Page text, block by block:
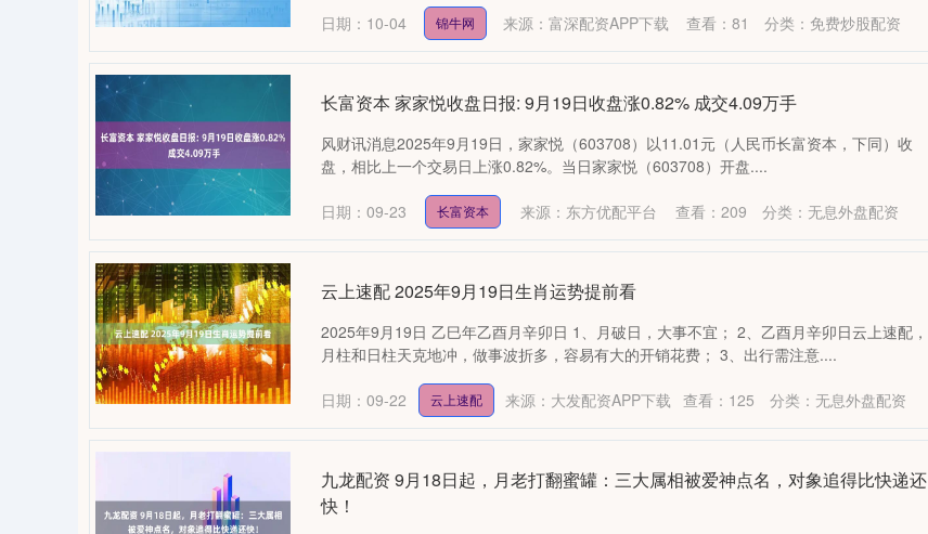
日期：10-04 锦牛网 来源：富深配资APP下载 查看： 81 分类： 免费炒股配资
长富资本 家家悦收盘日报: 9月19日收盘涨0.82% 成交4.09万手
风财讯消息2025年9月19日，家家悦（603708）以11.01元（人民币长富资本，下同）收
盘，相比上一个交易日上涨0.82%。当日家家悦（603708）开盘....
日期：09-23 长富资本 来源：东方优配平台 查看： 209 分类： 无息外盘配资
云上速配 2025年9月19日生肖运势提前看
2025年9月19日 乙巳年乙酉月辛卯日 1、月破日，大事不宜； 2、乙酉月辛卯日云上速配，
月柱和日柱天克地冲，做事波折多，容易有大的开销花费； 3、出行需注意....
日期：09-22 云上速配 来源：大发配资APP下载 查看： 125 分类： 无息外盘配资
九龙配资 9月18日起，月老打翻蜜罐：三大属相被爱神点名，对象追得比快递还
快！
1.02% 深证成指 14311.01 200.89 1.42% 沪深300 4694.44 43.13 0.93%